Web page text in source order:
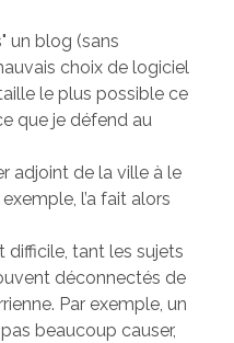
un blog (sans
choix de logiciel
le plus possible ce
que je défend au
adjoint de la ville à le
l’a fait alors
difficile, tant les sujets
déconnectés de
Par exemple, un
beaucoup causer,